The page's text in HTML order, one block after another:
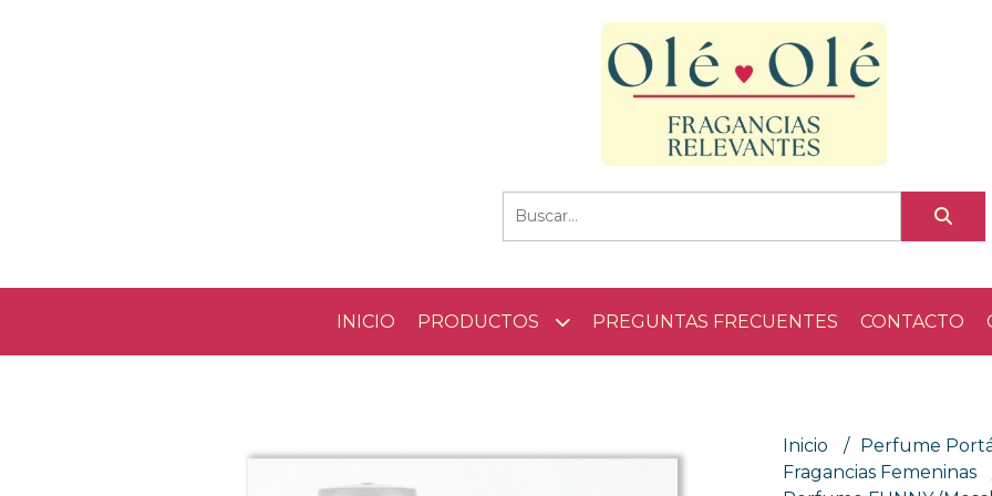
INICIO PRODUCTOS PREGUNTAS FRECUENTES CONTACTO
Inicio
Perfume
Fragancias Femeninas